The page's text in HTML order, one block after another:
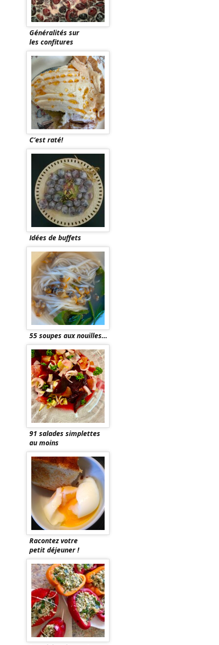
Généralités sur
les confitures
C’est raté!
Idées de buffets
55 soupes aux nouilles…
91 salades simplettes
au moins
Racontez votre
petit déjeuner !